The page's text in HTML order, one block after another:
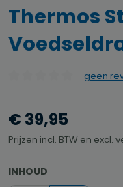
Thermos
geen
€ 39,95
Prijzen incl. BTW en excl.
SELECTEER
INHOUD